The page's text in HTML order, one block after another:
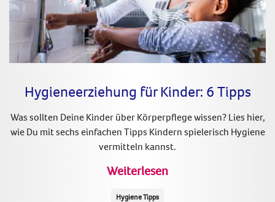
Hygieneerziehung für Kinder: 6 Tipps
Was sollten Deine Kinder über Körperpflege wissen? Lies hier,
wie Du mit sechs einfachen Tipps Kindern spielerisch Hygiene
vermitteln kannst.
Weiterlesen
Hygiene Tipps